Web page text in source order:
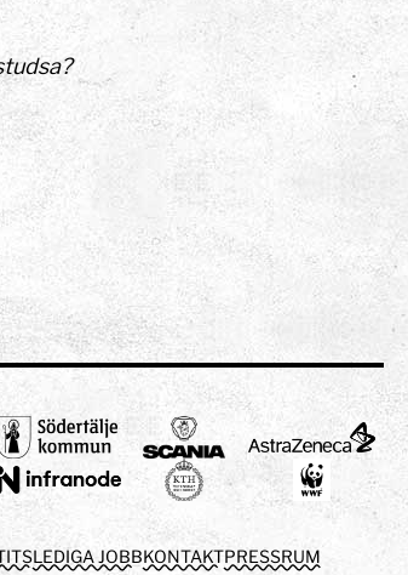
LEDIGA JOBBKONTAKTPRESSRUM